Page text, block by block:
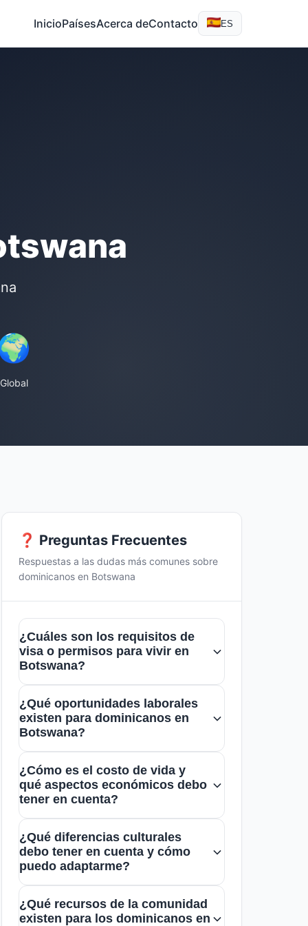
InicioPaísesAcerca deContacto ES
Global
❓ Preguntas Frecuentes
Respuestas a las dudas más comunes sobre
dominicanos en Botswana
¿Cuáles son los requisitos de
visa o permisos para vivir en
Botswana?
dominicanos necesitan una visa de
residencia o permisos específicos
dependiendo de su propósito, como
trabajo o estudio. Es recomendable
consultar la embajada o consulado
de Botswana para información
actualizada y asesoría
personalizada.
¿Qué oportunidades laborales
existen para dominicanos en
Botswana?
Botswana se concentran en
sectores como minería, agricultura,
construcción y educación. El chat de
dominicanos en Botswana es un
excelente recurso para compartir
experiencias y recomendaciones
sobre ofertas de empleo y contactos
locales.
¿Cómo es el costo de vida y
qué aspectos económicos debo
tener en cuenta?
relativamente moderado, con gastos
en vivienda, transporte y
alimentación que varían según la
ciudad. Es importante planificar bien
el presupuesto y aprovechar los
¿Qué diferencias culturales
debo tener en cuenta y cómo
puedo adaptarme?
respetuosa, con tradiciones propias
¿Qué recursos de la comunidad
existen para los dominicanos en